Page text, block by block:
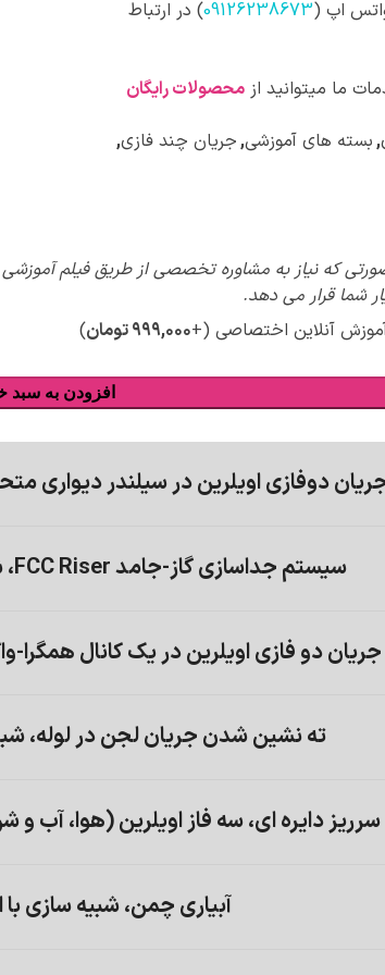
واتس اپ (09126238673) در ارتباط
ما میتوانید از محصولات رایگان
,بسته های آموزشی,جریان چند فازی,
آبیاری چمن، شبیه سازی
سرریز دایره ای، سه فاز اویلرین (هوا، آب
ته نشین شدن جریان لجن در لوله،
جریان دو فازی اویلرین در یک کانال همگرا-
سیستم جداسازی گاز-جامد FCC Riser، شبیه سازی با انسیس فلوئنت
دوفازی اویلرین در سیلندر دیواری
که نیاز به مشاوره تخصصی از طریق فیلم آموزشی
شما قرار می دهد.
آنلاین اختصاصی (+۹۹۹,۰۰۰تومان)
افزودن به سبد